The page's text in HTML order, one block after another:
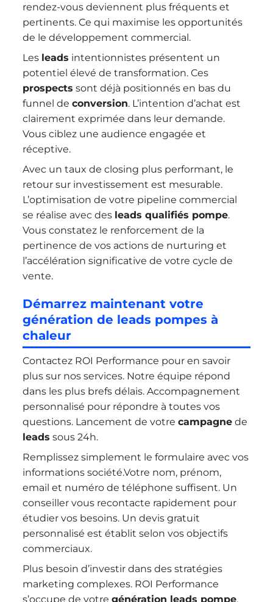
rendez-vous deviennent plus fréquents et
pertinents. Ce qui maximise les opportunités
de le développement commercial.
Les leads intentionnistes présentent un
potentiel élevé de transformation. Ces
prospects sont déjà positionnés en bas du
funnel deconversion. L’intention d’achat est
clairement exprimée dans leur demande.
Vous ciblez une audience engagée et
réceptive.
Avec un taux de closing plus performant, le
retour sur investissement est mesurable.
L’optimisation de votre pipeline commercial
se réalise avec des leads qualifiés pompe.
Vous constatez le renforcement de la
pertinence de vos actions de nurturing et
l’accélération significative de votre cycle de
vente.
Démarrez maintenant votre
génération de leads pompes à
chaleur
Contactez ROI Performance pour en savoir
plus sur nos services. Notre équipe répond
dans les plus brefs délais. Accompagnement
personnalisé pour répondre à toutes vos
questions. Lancement de votrecampagne de
leads sous 24h.
Remplissez simplement le formulaire avec vos
informations société.Votre nom, prénom,
email et numéro de téléphone suffisent. Un
conseiller vous recontacte rapidement pour
étudier vos besoins. Un devis gratuit
personnalisé est établit selon vos objectifs
commerciaux.
Plus besoin d’investir dans des stratégies
marketing complexes. ROI Performance
s’occupe de votregénération leads pompe.